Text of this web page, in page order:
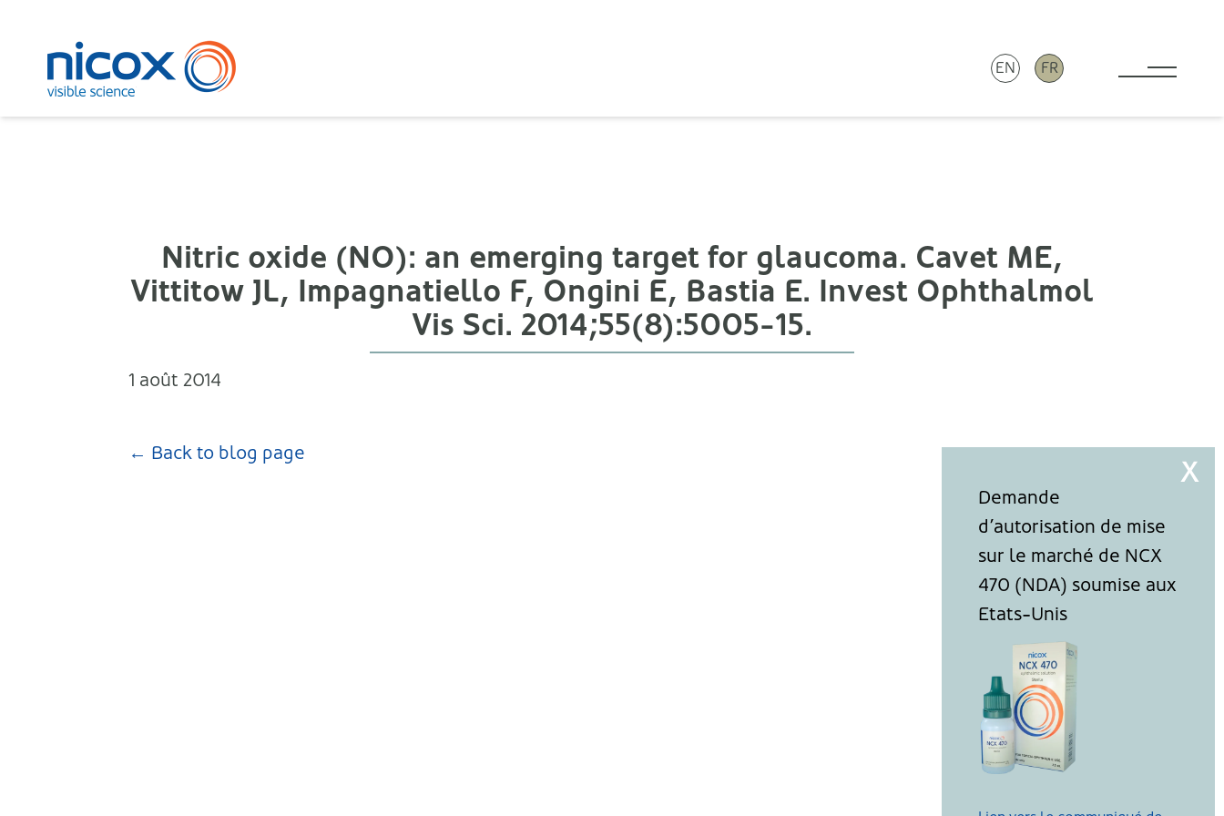
EN FR
Toggle
Nitric oxide (NO): an emerging target for glaucoma. Cavet ME,
Vittitow JL, Impagnatiello F, Ongini E, Bastia E. Invest Ophthalmol
Vis Sci. 2014;55(8):5005-15.
1 août 2014
← Back to blog page